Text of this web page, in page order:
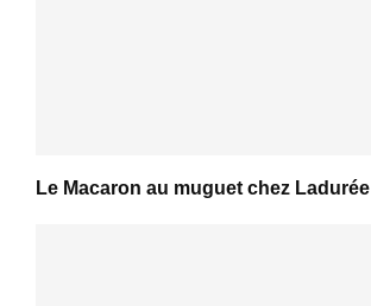
Le Macaron au muguet chez Ladurée